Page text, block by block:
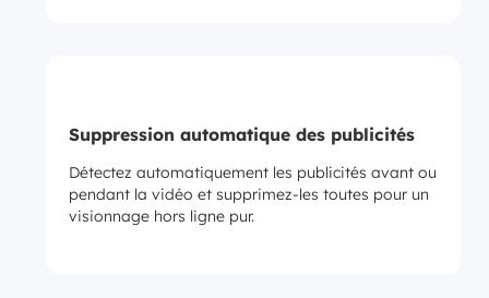
Suppression automatique des publicités
Détectez automatiquement les publicités avant ou
pendant la vidéo et supprimez-les toutes pour un
visionnage hors ligne pur.